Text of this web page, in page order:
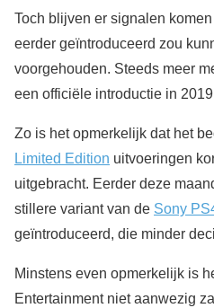
Toch blijven er signalen
eerder geïntroduceerd zou
voorgehouden. Steeds meer
een officiële introductie in
Zo is het opmerkelijk dat het
Limited Edition uitvoeringen
uitgebracht. Eerder deze
stillere variant van de Sony
geïntroduceerd, die minder
Minstens even opmerkelijk is
Entertainment niet aanwezig